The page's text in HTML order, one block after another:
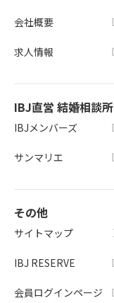
会社概要
求人情報
IBJ直営 結婚相談所
IBJメンバーズ
サンマリエ
その他
サイトマップ
IBJ RESERVE
会員ログインページ